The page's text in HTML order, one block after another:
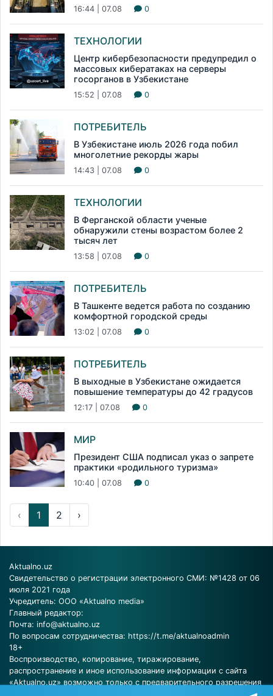
16:44 | 07.08 0
ТЕХНОЛОГИИ
Центр кибербезопасности предупредил о
массовых кибератаках на серверы
госорганов в Узбекистане
15:52 | 07.08 0
ПОТРЕБИТЕЛЬ
В Узбекистане июль 2026 года побил
многолетние рекорды жары
14:43 | 07.08 0
ТЕХНОЛОГИИ
В Ферганской области ученые
обнаружили стены возрастом более 2
тысяч лет
13:58 | 07.08 0
ПОТРЕБИТЕЛЬ
В Ташкенте ведется работа по созданию
комфортной городской среды
13:02 | 07.08 0
ПОТРЕБИТЕЛЬ
В выходные в Узбекистане ожидается
повышение температуры до 42 градусов
12:17 | 07.08 0
МИР
Президент США подписал указ о запрете
практики «родильного туризма»
10:40 | 07.08 0
‹ 1 2 ›
Aktualno.uz
Свидетельство о регистрации электронного СМИ: №1428 от 06
июля 2021 года
Учредитель: ООО «Aktualno media»
Главный редактор:
Почта: info@aktualno.uz
По вопросам сотрудничества: https://t.me/aktualnoadmin
18+
Воспроизводство, копирование, тиражирование,
распространение и иное использование информации с сайта
«Aktualno.uz» возможно только с предварительного разрешения